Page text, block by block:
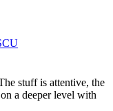
stuff is attentive, the
a deeper level with